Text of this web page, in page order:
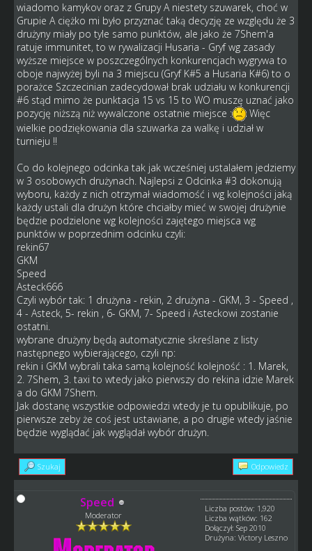
wiadomo kamykov oraz z Grupy A niestety szuwarek, choć w
Grupie A ciężko mi było przyznać taką decyzję ze względu że 3
drużyny miały po tyle samo punktów, ale jako że 7Shem'a
ratuje immunitet, to w rywalizacji Husaria - Gryf wg zasady
wyższe miejsce w poszczególnych konkurencjach wygrywa to
oboje najwyżej byli na 3 miejscu (Gryf K#5 a Husaria K#6) to o
porażce Szczecinian zadecydował brak udziału w konkurencji
#6 stąd mimo że punktacja 15 vs 15 to WO muszę uznać jako
pozycję niższą niż wywalczone ostatnie miejsce :
Więc
wielkie podziękowania dla szuwarka za walkę i udział w
turnieju !!
Co do kolejnego odcinka tak jak wcześniej ustalałem jedziemy
w 3 osobowych drużynach. Najlepsi z Odcinka #3 dokonują
wyboru, każdy z nich otrzymał wiadomość i wg kolejności jaką
każdy ustali dla drużyn które chciałby mieć w swojej drużynie
będzie podzielone wg kolejności zajętego miejsca wg
punktów w poprzednim odcinku czyli:
rekin67
GKM
Speed
Asteck666
Czyli wybór tak: 1 drużyna - rekin, 2 drużyna - GKM, 3 - Speed ,
4 - Asteck, 5- rekin , 6- GKM, 7- Speed i Asteckowi zostanie
ostatni.
wybrane drużyny będą automatycznie skreślane z listy
następnego wybierającego, czyli np:
rekin i GKM wybrali taka samą kolejność kolejność : 1. Marek,
2. 7Shem, 3. taxi to wtedy jako pierwszy do rekina idzie Marek
a do GKM 7Shem.
Jak dostanę wszystkie odpowiedzi wtedy je tu opublikuje, po
pierwsze zeby że coś jest ustawiane, a po drugie wtedy jaśnie
będzie wyglądać jak wyglądał wybór drużyn.
Szukaj Odpowiedz
Speed
Moderator
Liczba postów: 1,920
Liczba wątków: 162
Dołączył: Sep 2010
Drużyna: Victory Leszno